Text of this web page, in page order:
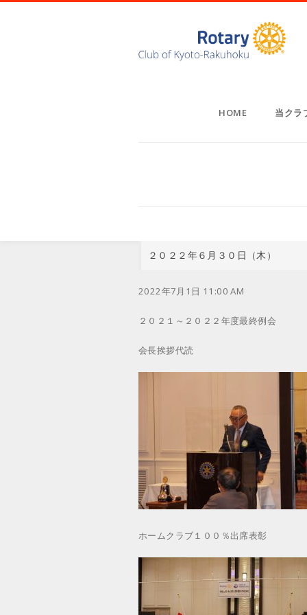
HOME 当クラ
２０２２年６月３０日（木）
2022年7月1日 11:00 AM
２０２１～２０２２年度最終例会
会長挨拶代読
ホームクラブ１００％出席表彰